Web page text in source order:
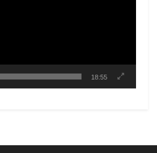
18:55